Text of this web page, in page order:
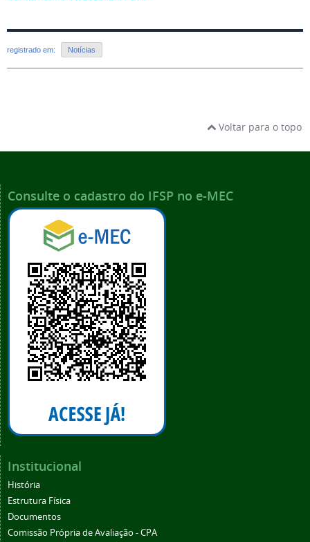
registrado em: Notícias
Voltar para o topo
Consulte o cadastro do IFSP no e-MEC
Institucional
História
Estrutura Física
Documentos
Comissão Própria de Avaliação - CPA